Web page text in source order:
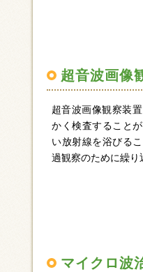
超音波画像
超音波画像観察装
かく検査すること
い放射線を浴びる
過観察のために繰
マイクロ波